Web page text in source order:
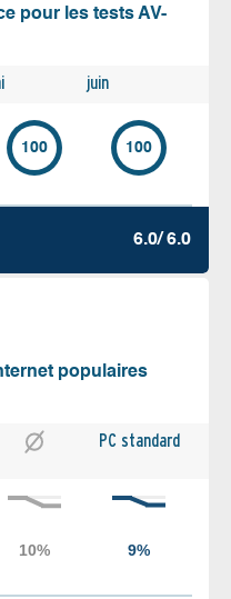
pour les tests AV-
juin
100 100
6.0/ 6.0
populaires
PC standard